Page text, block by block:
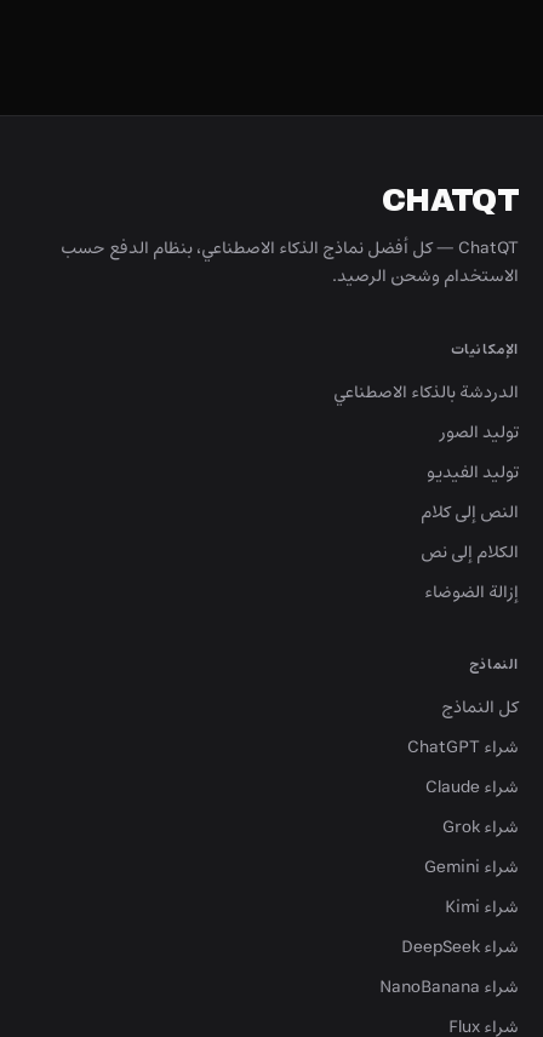
CHATQT
ChatQT — كل أفضل نماذج الذكاء الاصطناعي، بنظام الدفع حسب
الاستخدام وشحن الرصيد.
الإمكانيات
الدردشة بالذكاء الاصطناعي
توليد الصور
توليد الفيديو
النص إلى كلام
الكلام إلى نص
إزالة الضوضاء
النماذج
كل النماذج
شراء ChatGPT
شراء Claude
شراء Grok
شراء Gemini
شراء Kimi
شراء DeepSeek
شراء NanoBanana
شراء Flux